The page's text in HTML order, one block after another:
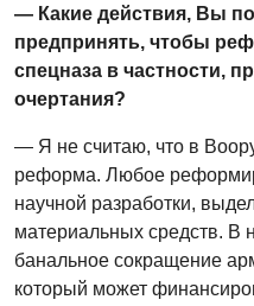
— Какие действия, Вы
предпринять, чтобы
спецназа в частности,
очертания?
— Я не считаю, что в
реформа. Любое
научной разработки,
материальных средств. В
банальное сокращение
который может